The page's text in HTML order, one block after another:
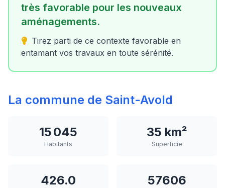
très favorable pour les nouveaux
aménagements.
Tirez parti de ce contexte favorable en
entamant vos travaux en toute sérénité.
La commune de Saint-Avold
15 045
Habitants
35 km²
Superficie
426.0 57606